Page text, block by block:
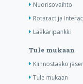
Nuorisovaihto
Rotaract ja
Lääkäripankki
Tule mukaan
Kiinnostaako
Tule mukaan